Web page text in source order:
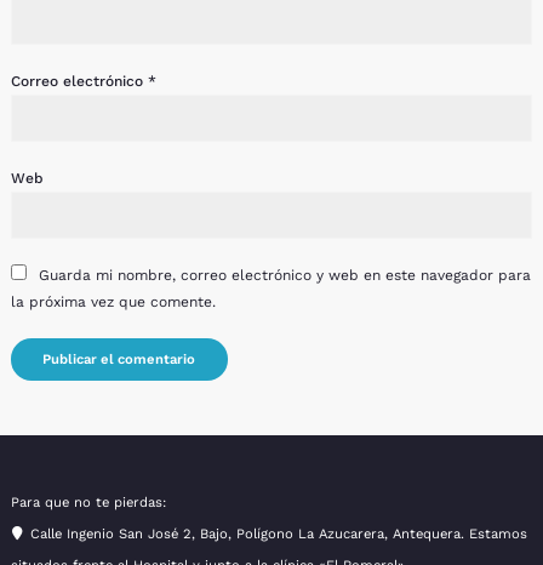
Correo electrónico *
Web
Guarda mi nombre, correo electrónico y web en este navegador para
la próxima vez que comente.
Para que no te pierdas:
Calle Ingenio San José 2, Bajo, Polígono La Azucarera, Antequera. Estamos